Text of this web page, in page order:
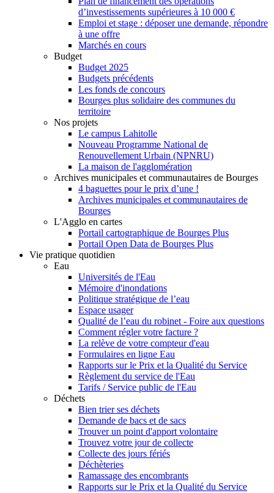
d’investissements supérieures à 10 000 €
Emploi et stage : déposer une demande, répondre
à une offre
Marchés en cours
Budget
Budget 2025
Budgets précédents
Les fonds de concours
Bourges plus solidaire des communes du
territoire
Nos projets
Le campus Lahitolle
Nouveau Programme National de
Renouvellement Urbain (NPNRU)
La maison de l'agglomération
Archives municipales et communautaires de Bourges
4 baguettes pour le prix d’une !
Archives municipales et communautaires de
Bourges
L'Agglo en cartes
Portail cartographique de Bourges Plus
Portail Open Data de Bourges Plus
Vie pratique quotidien
Eau
Universités de l'Eau
Mémoire d'inondations
Politique stratégique de l’eau
Espace usager
Qualité de l’eau du robinet - Foire aux questions
Comment régler votre facture ?
La relève de votre compteur d'eau
Formulaires en ligne Eau
Rapports sur le Prix et la Qualité du Service
Règlement du service de l'Eau
Tarifs / Service public de l'Eau
Déchets
Bien trier ses déchets
Demande de bacs et de sacs
Trouver un point d'apport volontaire
Trouvez votre jour de collecte
Collecte des jours fériés
Déchèteries
Ramassage des encombrants
Rapports sur le Prix et la Qualité du Service